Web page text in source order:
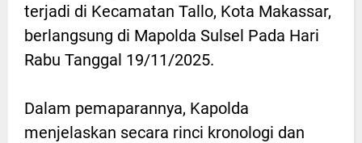
terjadi di Kecamatan Tallo, Kota Makassar,
berlangsung di Mapolda Sulsel Pada Hari
Rabu Tanggal 19/11/2025.
Dalam pemaparannya, Kapolda
menjelaskan secara rinci kronologi dan